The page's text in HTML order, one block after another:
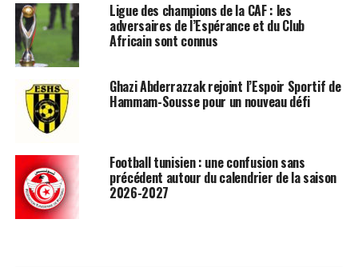
Ligue des champions de la CAF : les
adversaires de l’Espérance et du Club
Africain sont connus
Ghazi Abderrazzak rejoint l’Espoir Sportif de
Hammam-Sousse pour un nouveau défi
Football tunisien : une confusion sans
précédent autour du calendrier de la saison
2026-2027